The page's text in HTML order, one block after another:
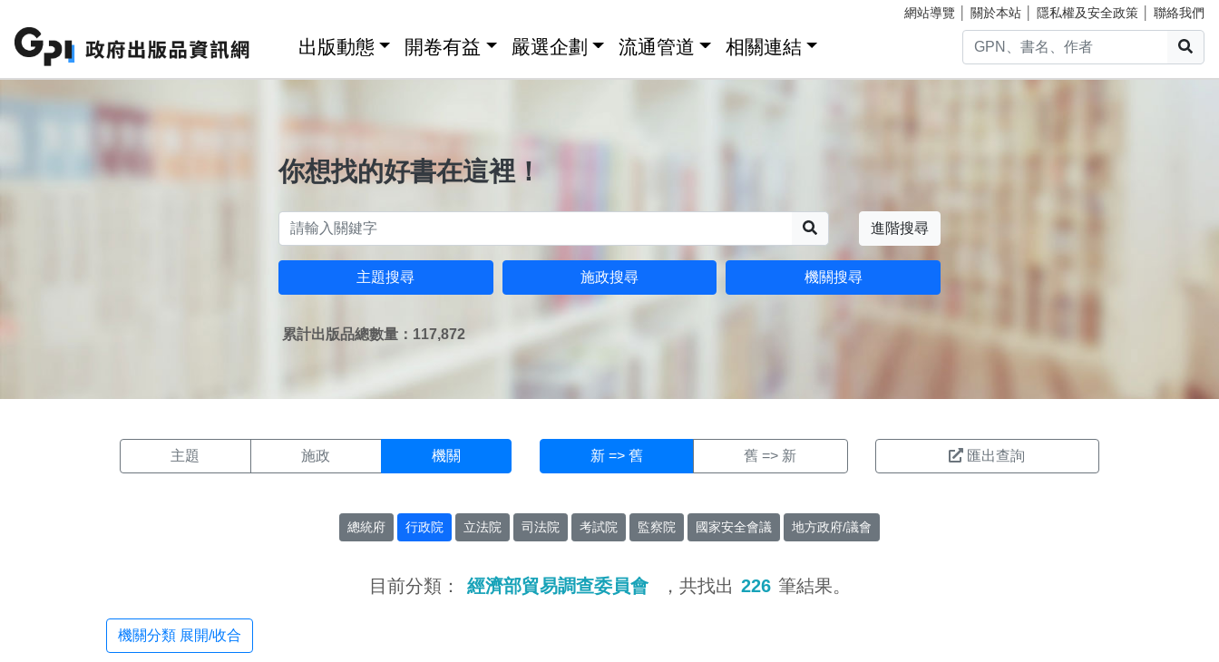
網站導覽 關於本站 隱私權及安全政策 聯絡我們
出版動態 開卷有益 嚴選企劃 流通管道 相關連結
你想找的好書在這裡！
進階搜尋
主題搜尋 施政搜尋 機關搜尋
累計出版品總數量：117,872
主題 施政 機關 新 => 舊 舊 => 新 匯出查詢
總統府 行政院 立法院 司法院 考試院 監察院 國家安全會議 地方政府/議會
目前分類： 經濟部貿易調查委員會 ，共找出 226 筆結果。
機關分類 展開/收合